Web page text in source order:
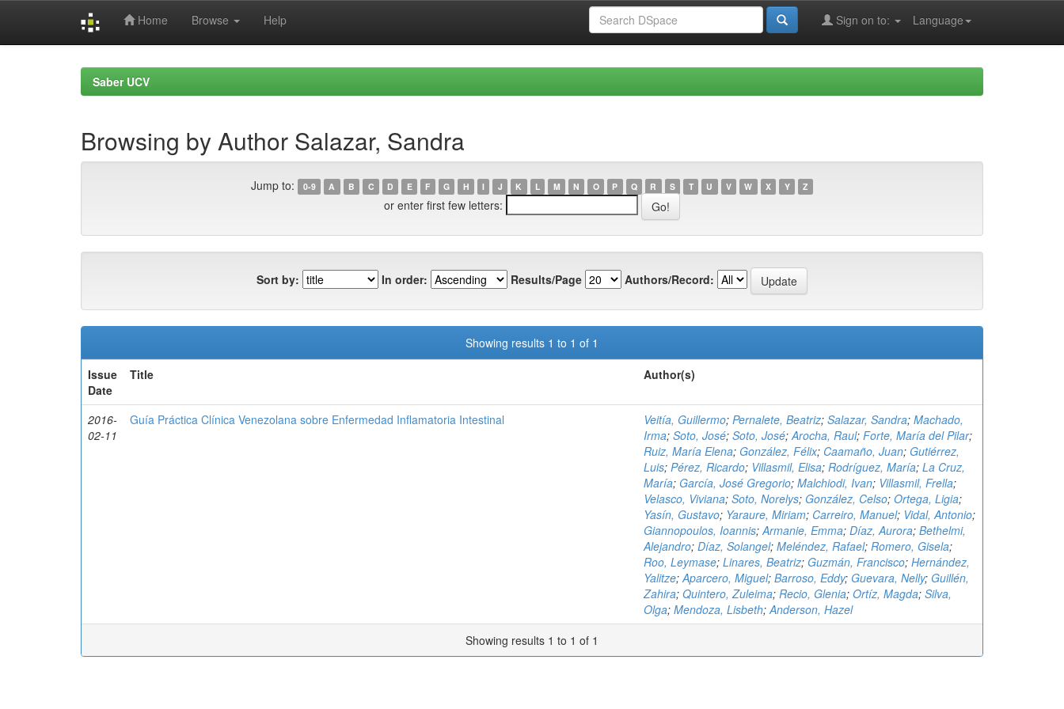
Home Browse Help Language
Sign on to:
Saber UCV
Browsing by Author Salazar, Sandra
Jump to: 0-9 A B C D E F G H I J K L M N O P Q R S T U V W X Y Z
or enter first few letters:
Sort by: In order: Results/Page Authors/Record:
Showing results 1 to 1 of 1
Issue
Date
Title Author(s)
2016-
02-11
Guía Práctica Clínica Venezolana sobre Enfermedad Inflamatoria Intestinal Veitía, Guillermo; Pernalete, Beatriz; Salazar, Sandra; Machado,
Irma; Soto, José; Soto, José;Arocha, Raul; Forte, María del Pilar;
Ruiz, María Elena; González, Félix; Caamaño, Juan; Gutiérrez,
Luis; Pérez, Ricardo; Villasmil, Elisa; Rodríguez, María; La Cruz,
María; García, José Gregorio; Malchiodi, Ivan; Villasmil, Frella;
Velasco, Viviana; Soto, Norelys; González, Celso; Ortega, Ligia;
Yasín, Gustavo; Yaraure, Miriam; Carreiro, Manuel; Vidal, Antonio;
Giannopoulos, Ioannis;Armanie, Emma; Díaz, Aurora; Bethelmi,
Alejandro; Díaz, Solangel; Meléndez, Rafael; Romero, Gisela;
Roo, Leymase; Linares, Beatriz; Guzmán, Francisco; Hernández,
Yalitze;Aparcero, Miguel; Barroso, Eddy; Guevara, Nelly; Guillén,
Zahira; Quintero, Zuleima; Recio, Glenia; Ortíz, Magda; Silva,
Olga; Mendoza, Lisbeth;Anderson, Hazel
Showing results 1 to 1 of 1